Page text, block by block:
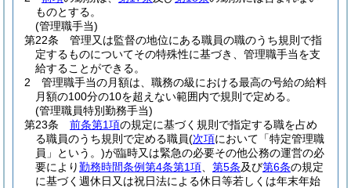
ものとする。
(管理職手当)
第22条
管理又は監督の地位にある職員の職のうち規則で指
定するものについてその特殊性に基づき、管理職手当を支
給することができる。
2
管理職手当の月額は、職務の級における最高の号給の給料
月額の100分の10を超えない範囲内で規則で定める。
(管理職員特別勤務手当)
第23条
前条第1項の規定に基づく規則で指定する職を占め
る職員のうち規則で定める職員(次項において「特定管理職
員」という。)が臨時又は緊急の必要その他公務の運営の必
要により勤務時間条例第4条第1項 第5条及び第6条の規定
に基づく週休日又は祝日法による休日等若しくは年末年始